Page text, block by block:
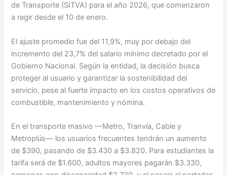
de Transporte (SITVA) para el año 2026, que comenzaron
a regir desde el 10 de enero.
El ajuste promedio fue del 11,9%, muy por debajo del
incremento del 23,7% del salario mínimo decretado por el
Gobierno Nacional. Según la entidad, la decisión busca
proteger al usuario y garantizar la sostenibilidad del
servicio, pese al fuerte impacto en los costos operativos de
combustible, mantenimiento y nómina.
En el transporte masivo —Metro, Tranvía, Cable y
Metroplús— los usuarios frecuentes tendrán un aumento
de $390, pasando de $3.430 a $3.820. Para estudiantes la
tarifa será de $1.600, adultos mayores pagarán $3.330,